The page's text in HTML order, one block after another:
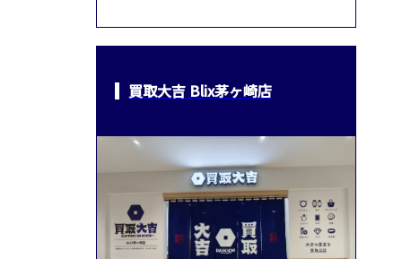
買取大吉 Blix茅ヶ崎店